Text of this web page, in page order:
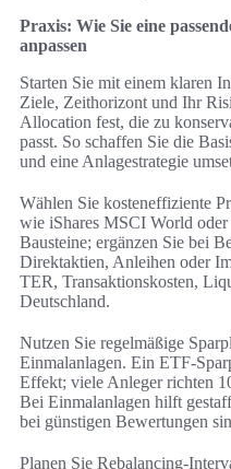
Praxis: Wie Sie eine
anpassen
Starten Sie mit einem klaren
Ziele, Zeithorizont und Ihr
Allocation fest, die zu
passt. So schaffen Sie die
und eine Anlagestrategie
Wählen Sie kosteneffiziente
wie iShares MSCI World
Bausteine; ergänzen Sie bei
Direktaktien, Anleihen oder
TER, Transaktionskosten,
Deutschland.
Nutzen Sie regelmäßige
Einmalanlagen. Ein ETF-
Effekt; viele Anleger richten
Bei Einmalanlagen hilft
bei günstigen Bewertungen
Planen Sie Rebalancing-